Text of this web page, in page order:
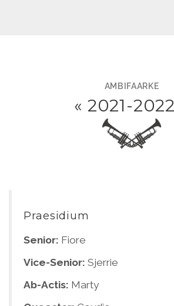
AMBIFAARKE
« 2021-2022
Praesidium
Senior: Fiore
Vice-Senior: Sjerrie
Ab-Actis: Marty